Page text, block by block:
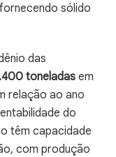
sólido
das
toneladas em
relação ao ano
do
têm capacidade
com produção